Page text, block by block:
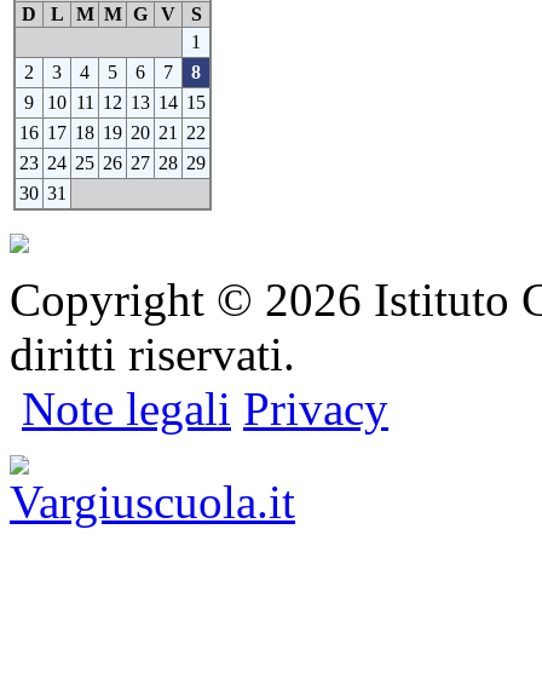
D
L M M G V
S
1
2
3 4 5 6 7
8
9
10 11 12 13 14 15
16 17 18 19 20 21
22
23 24 25 26 27 28 29
30 31
Copyright © 2026 Istituto
diritti riservati.
Note legali Privacy